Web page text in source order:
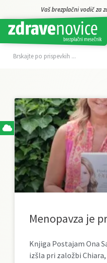
Vaš brezplačni vodič za
Menopavza je
Knjiga Postajam Ona
izšla pri založbi